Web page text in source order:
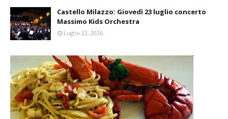
Castello Milazzo: Giovedì 23 luglio concerto
Massimo Kids Orchestra
Luglio 22, 2026